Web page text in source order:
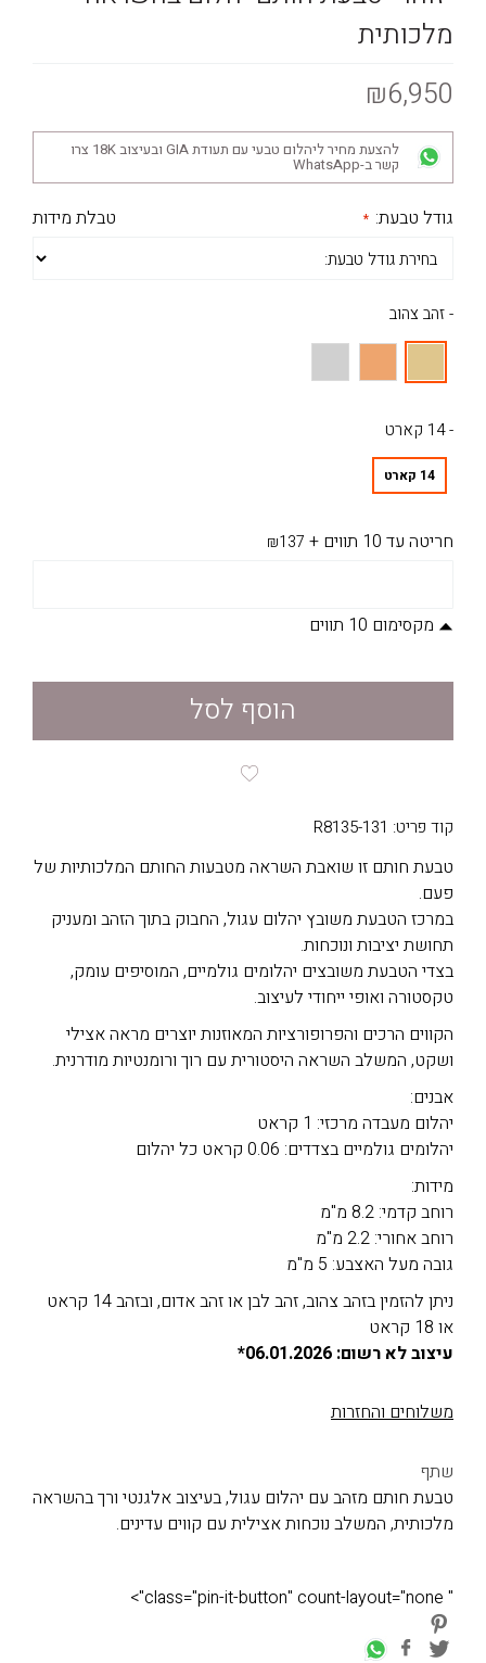
מלכותית
₪6,950
להצעת מחיר ליהלום טבעי עם תעודת GIA ובעיצוב 18K צרו
קשר ב-WhatsApp
טבלת מידות גודל טבעת:
- זהב צהוב
- 14 קארט
14 קארט
חריטה עד 10 תווים +
₪137
מקסימום 10 תווים
הוסף לסל
קוד פריט: R8135-131
טבעת חותם זו שואבת השראה מטבעות החותם המלכותיות של
פעם.
במרכז הטבעת משובץ יהלום עגול, החבוק בתוך הזהב ומעניק
תחושת יציבות ונוכחות.
בצדי הטבעת משובצים יהלומים גולמיים, המוסיפים עומק,
טקסטורה ואופי ייחודי לעיצוב.
הקווים הרכים והפרופורציות המאוזנות יוצרים מראה אצילי
ושקט, המשלב השראה היסטורית עם רוך ורומנטיות מודרנית.
אבנים:
יהלום מעבדה מרכזי: 1 קראט
יהלומים גולמיים בצדדים: 0.06 קראט כל יהלום
מידות:
רוחב קדמי: 8.2 מ"מ
רוחב אחורי: 2.2 מ"מ
גובה מעל האצבע: 5 מ"מ
ניתן להזמין בזהב צהוב, זהב לבן או זהב אדום, ובזהב 14 קראט
או 18 קראט
עיצוב לא רשום: 06.01.2026*
משלוחים והחזרות
שתף
טבעת חותם מזהב עם יהלום עגול, בעיצוב אלגנטי ורך בהשראה
מלכותית, המשלב נוכחות אצילית עם קווים עדינים.
" class="pin-it-button" count-layout="none">